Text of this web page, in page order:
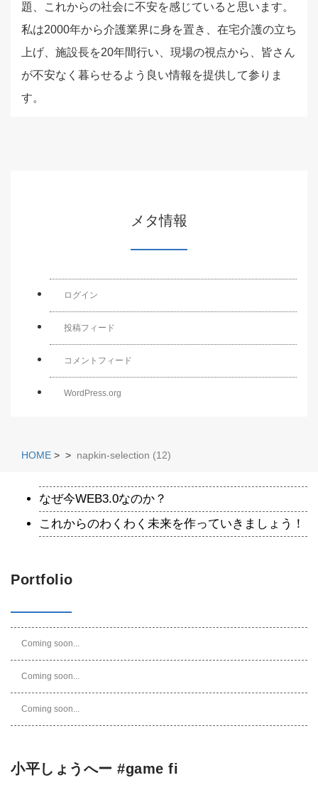
題、これからの社会に不安を感じていると思います。
私は2000年から介護業界に身を置き、在宅介護の立ち
上げ、施設長を20年間行い、現場の視点から、皆さん
が不安なく暮らせるよう良い情報を提供して参りま
す。
メタ情報
ログイン
投稿フィード
コメントフィード
WordPress.org
HOME > > napkin-selection (12)
なぜ今WEB3.0なのか？
これからのわくわく未来を作っていきましょう！
Portfolio
Coming soon...
Coming soon...
Coming soon...
小平しょうへー #game fi